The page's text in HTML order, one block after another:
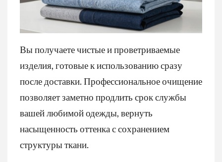
Вы получаете чистые и проветриваемые
изделия, готовые к использованию сразу
после доставки. Профессиональное очищение
позволяет заметно продлить срок службы
вашей любимой одежды, вернуть
насыщенность оттенка с сохранением
структуры ткани.